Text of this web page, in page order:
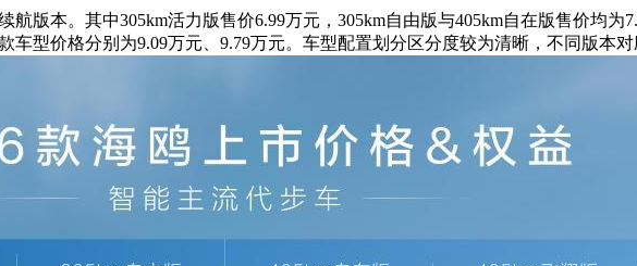
版本。其中305km活力版售价6.99万元，305km自由版与405km自在版售价均为
车型价格分别为9.09万元、9.79万元。车型配置划分区分度较为清晰，不同版本对